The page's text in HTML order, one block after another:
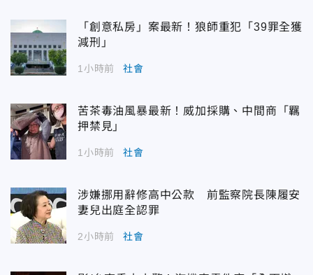
「創意私房」案最新！狼師重犯「39罪全獲
減刑」
1小時前 社會
苦茶毒油風暴最新！威加採購、中間商「羈
押禁見」
1小時前 社會
涉嫌挪用辭修高中公款 前監察院長陳履安
妻兒出庭全認罪
2小時前 社會